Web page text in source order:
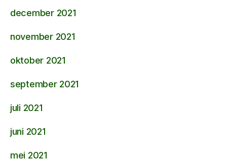
december 2021
november 2021
oktober 2021
september 2021
juli 2021
juni 2021
mei 2021